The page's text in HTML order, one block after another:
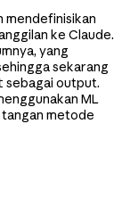
mendefinisikan
ke Claude.
yang
sekarang
sebagai output.
ML
metode